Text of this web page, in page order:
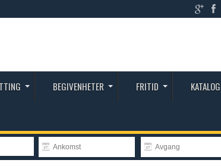
BEGIVENHETER FRITID KATALOG